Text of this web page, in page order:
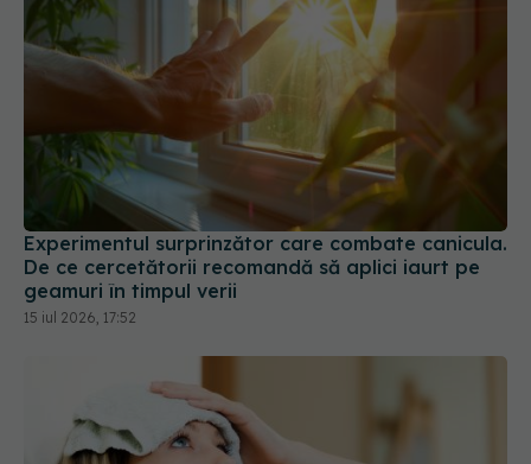
Experimentul surprinzător care combate canicula.
De ce cercetătorii recomandă să aplici iaurt pe
geamuri în timpul verii
15 iul 2026, 17:52